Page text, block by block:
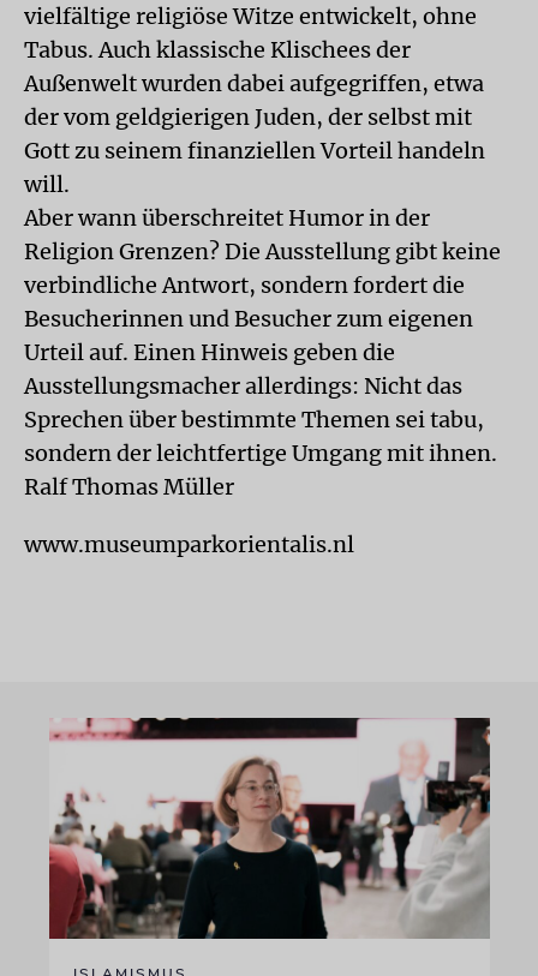
vielfältige religiöse Witze entwickelt, ohne
Tabus. Auch klassische Klischees der
Außenwelt wurden dabei aufgegriffen, etwa
der vom geldgierigen Juden, der selbst mit
Gott zu seinem finanziellen Vorteil handeln
will.
Aber wann überschreitet Humor in der
Religion Grenzen? Die Ausstellung gibt keine
verbindliche Antwort, sondern fordert die
Besucherinnen und Besucher zum eigenen
Urteil auf. Einen Hinweis geben die
Ausstellungsmacher allerdings: Nicht das
Sprechen über bestimmte Themen sei tabu,
sondern der leichtfertige Umgang mit ihnen.
Ralf Thomas Müller
www.museumparkorientalis.nl